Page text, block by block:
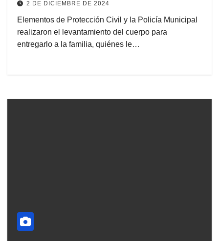
2 DE DICIEMBRE DE 2024
Elementos de Protección Civil y la Policía Municipal
realizaron el levantamiento del cuerpo para
entregarlo a la familia, quiénes le…